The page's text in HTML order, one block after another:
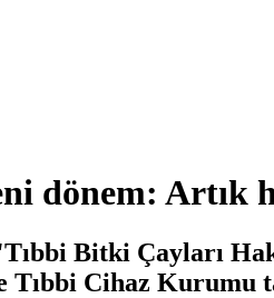
dönem: Artık
Bitki Çayları
Tıbbi Cihaz